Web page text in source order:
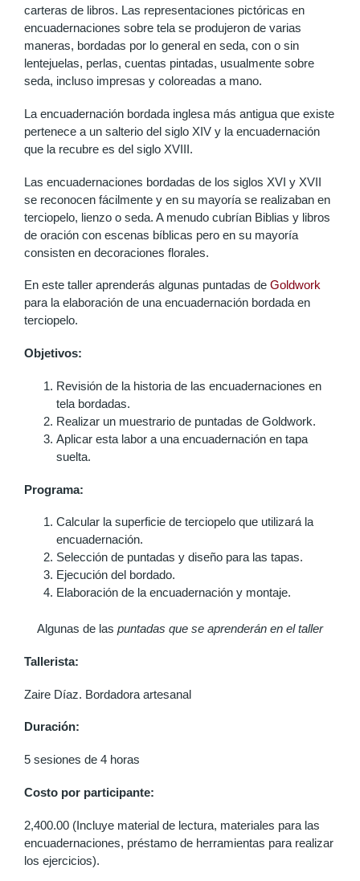
carteras de libros. Las representaciones pictóricas en
encuadernaciones sobre tela se produjeron de varias
maneras, bordadas por lo general en seda, con o sin
lentejuelas, perlas, cuentas pintadas, usualmente sobre
seda, incluso impresas y coloreadas a mano.
La encuadernación bordada inglesa más antigua que existe
pertenece a un salterio del siglo XIV y la encuadernación
que la recubre es del siglo XVIII.
Las encuadernaciones bordadas de los siglos XVI y XVII
se reconocen fácilmente y en su mayoría se realizaban en
terciopelo, lienzo o seda. A menudo cubrían Biblias y libros
de oración con escenas bíblicas pero en su mayoría
consisten en decoraciones florales.
En este taller aprenderás algunas puntadas de Goldwork
para la elaboración de una encuadernación bordada en
terciopelo.
Objetivos:
Revisión de la historia de las encuadernaciones en
tela bordadas.
Realizar un muestrario de puntadas de Goldwork.
Aplicar esta labor a una encuadernación en tapa
suelta.
Programa:
Calcular la superficie de terciopelo que utilizará la
encuadernación.
Selección de puntadas y diseño para las tapas.
Ejecución del bordado.
Elaboración de la encuadernación y montaje.
Algunas de las puntadas que se aprenderán en el taller
Tallerista:
Zaire Díaz. Bordadora artesanal
Duración:
5 sesiones de 4 horas
Costo por participante:
2,400.00 (Incluye material de lectura, materiales para las
encuadernaciones, préstamo de herramientas para realizar
los ejercicios).